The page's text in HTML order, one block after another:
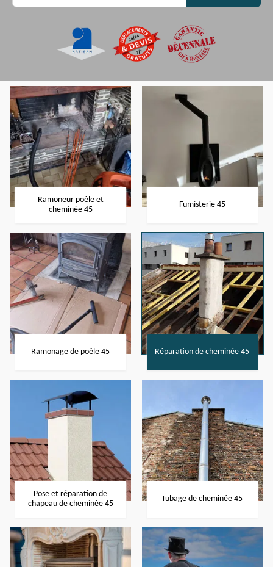
Ramoneur poêle et
cheminée 45
Fumisterie 45
Ramonage de poêle 45 Réparation de cheminée 45
Pose et réparation de
chapeau de cheminée 45
Tubage de cheminée 45